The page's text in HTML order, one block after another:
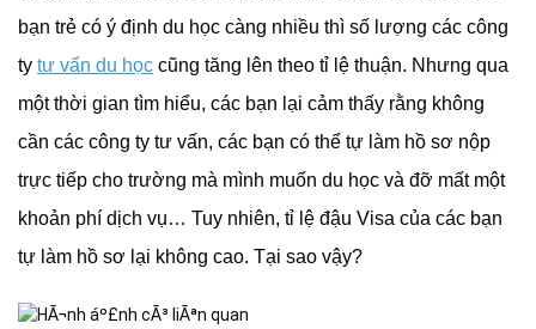
bạn trẻ có ý định du học càng nhiều thì số lượng các công
ty tư vấn du học cũng tăng lên theo tỉ lệ thuận. Nhưng qua
một thời gian tìm hiểu, các bạn lại cảm thấy rằng không
cần các công ty tư vấn, các bạn có thể tự làm hồ sơ nộp
trực tiếp cho trường mà mình muốn du học và đỡ mất một
khoản phí dịch vụ… Tuy nhiên, tỉ lệ đậu Visa của các bạn
tự làm hồ sơ lại không cao. Tại sao vậy?